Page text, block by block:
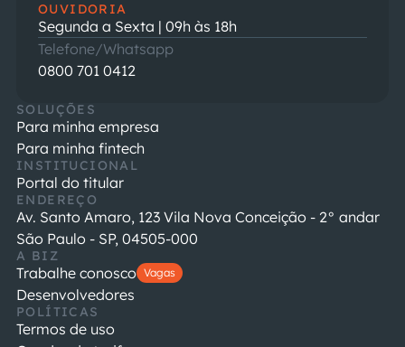
SOLUÇÕES
Para minha empresa
Para minha fintech
INSTITUCIONAL
Portal do titular
ENDEREÇO
Av. Santo Amaro, 123 Vila Nova Conceição - 2° andar
São Paulo - SP, 04505-000
A BIZ
Trabalhe conosco Vagas
Desenvolvedores
POLÍTICAS
Termos de uso
OUVIDORIA
Segunda a Sexta | 09h às 18h
Telefone/Whatsapp
0800 701 0412